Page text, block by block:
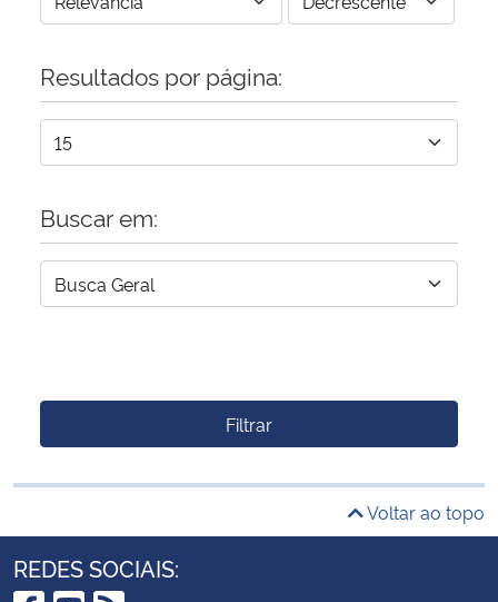
Resultados por página:
Buscar em:
Filtrar
Voltar ao topo
REDES SOCIAIS: